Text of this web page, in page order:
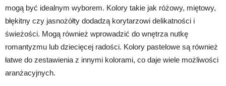
mogą być idealnym wyborem. Kolory takie jak różowy, miętowy,
błękitny czy jasnożółty dodadzą korytarzowi delikatności i
świeżości. Mogą również wprowadzić do wnętrza nutkę
romantyzmu lub dziecięcej radości. Kolory pastelowe są również
łatwe do zestawienia z innymi kolorami, co daje wiele możliwości
aranżacyjnych.